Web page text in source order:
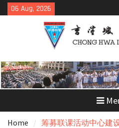
Skip
to
06 Aug, 2026
Home 筹募联课活动中心建